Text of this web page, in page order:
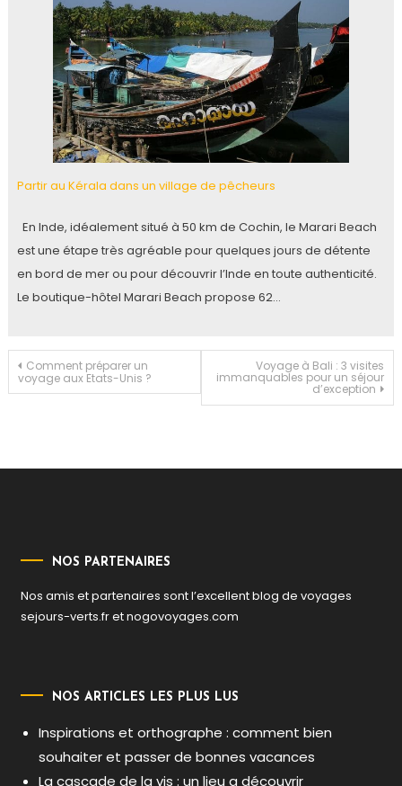
Partir au Kérala dans un village de pêcheurs
En Inde, idéalement situé à 50 km de Cochin, le Marari Beach
est une étape très agréable pour quelques jours de détente
en bord de mer ou pour découvrir l’Inde en toute authenticité.
Le boutique-hôtel Marari Beach propose 62…
Navigation
Comment préparer un
voyage aux Etats-Unis ?
Voyage à Bali : 3 visites
immanquables pour un séjour
d’exception
NOS PARTENAIRES
Nos amis et partenaires sont l’excellent blog de voyages
sejours-verts.fretnogovoyages.com
NOS ARTICLES LES PLUS LUS
Inspirations et orthographe : comment bien
souhaiter et passer de bonnes vacances
La cascade de la vis : un lieu a découvrir